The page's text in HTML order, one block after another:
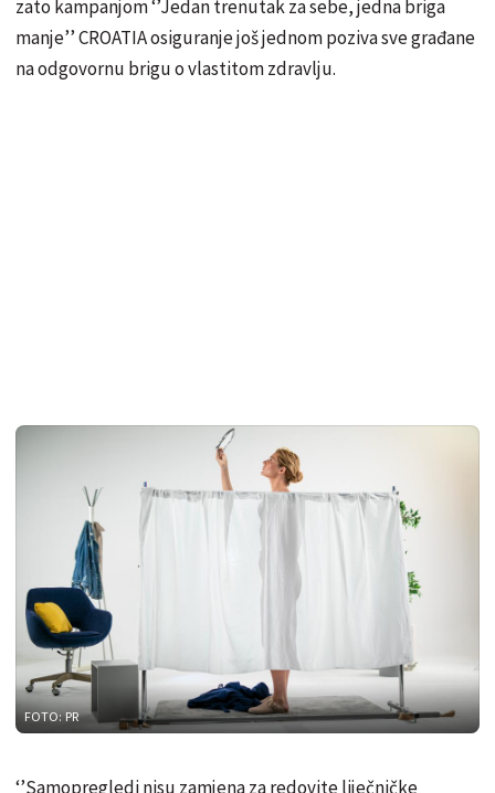
zato kampanjom ‘’Jedan trenutak za sebe, jedna briga
manje’’ CROATIA osiguranje još jednom poziva sve građane
na odgovornu brigu o vlastitom zdravlju.
FOTO: PR
‘’Samopregledi nisu zamjena za redovite liječničke